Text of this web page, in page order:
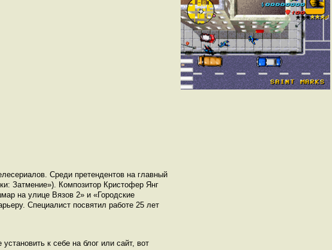
Среди претендентов на главный
Затмение»). Композитор Кристофер Янг
на улице Вязов 2» и «Городские
Специалист посвятил работе 25 лет
к себе на блог или сайт, вот